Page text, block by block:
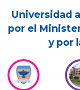
Universidad
por el
y por